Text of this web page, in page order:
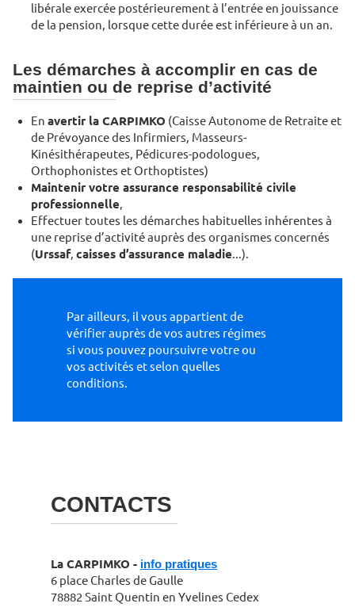
libérale exercée postérieurement à l’entrée en jouissance
de la pension, lorsque cette durée est inférieure à un an.
Les démarches à accomplir en cas de
maintien ou de reprise d’activité
En avertir la CARPIMKO (Caisse Autonome de Retraite et
de Prévoyance des Infirmiers, Masseurs-
Kinésithérapeutes, Pédicures-podologues,
Orthophonistes et Orthoptistes)
Maintenir votre assu­rance responsabilité civile
professionnelle,
Effectuer toutes les dé­marches habituelles inhérentes à
une reprise d’ac­tivité auprès des organismes concernés
(Urssaf, caisses d’assurance maladie...).
Par ailleurs, il vous appar­tient de
vérifier auprès de vos autres régimes
si vous pouvez poursuivre votre ou
vos activités et selon quelles
conditions.
CONTACTS
La CARPIMKO - info pratiques
6 place Charles de Gaulle
78882 Saint Quentin en Yvelines Cedex